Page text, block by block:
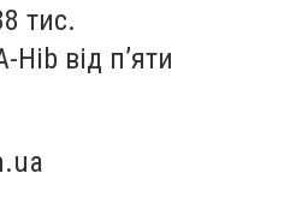
тис.
від п’яти